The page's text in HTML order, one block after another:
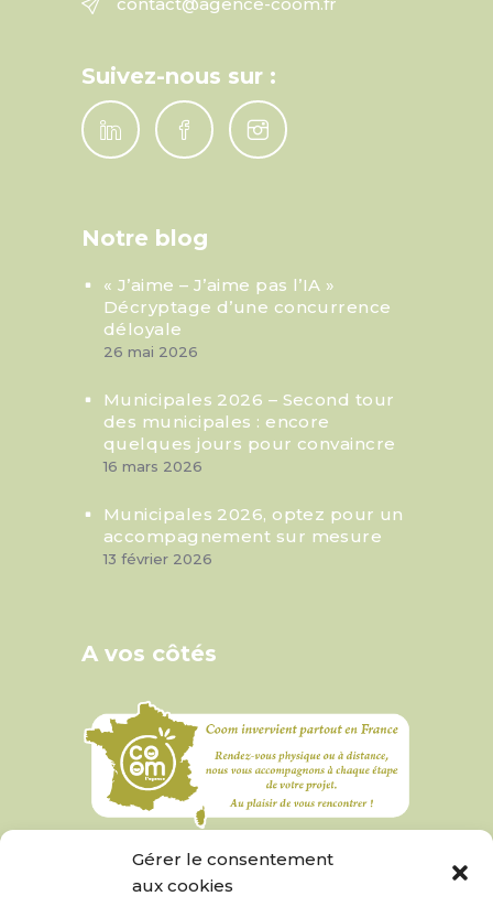
Gérer le consentement
aux cookies
Suivez-nous sur :
Notre blog
« J’aime – J’aime pas l’IA »
Décryptage d’une concurrence
déloyale
26 mai 2026
Municipales 2026 – Second tour
des municipales : encore
quelques jours pour convaincre
16 mars 2026
Municipales 2026, optez pour un
accompagnement sur mesure
13 février 2026
A vos côtés